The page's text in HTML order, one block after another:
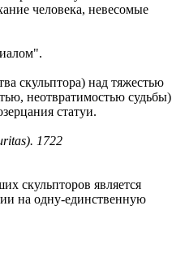
человека, невесомые
скульптора) над тяжестью
неотвратимостью судьбы)
статуи.
1722
скульпторов является
на одну-единственную